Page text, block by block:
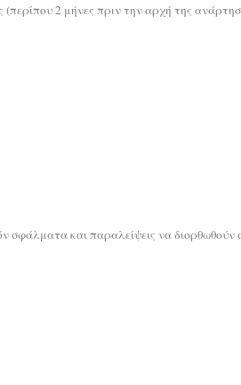
2 μήνες πριν την αρχή της
σφάλματα και παραλείψεις να